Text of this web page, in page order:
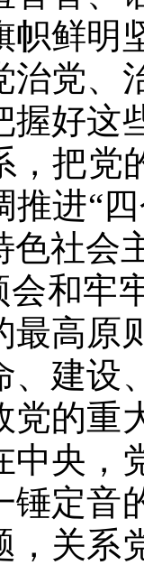
帜鲜明
治党、
握好
，把党
推进“
色社会
和牢
最高原
、建设
党的重
中央，
锤定音
，关系